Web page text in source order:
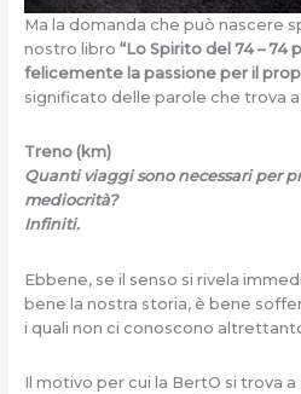
Ma la domanda che può nascere
nostro libro “Lo Spirito del 74 – 74
felicemente la passione per il
significato delle parole che trova a
Treno (km)
Quanti viaggi sono necessari per
mediocrità?
Infiniti.
Ebbene, se il senso si rivela
bene la nostra storia, è bene
i quali non ci conoscono
Il motivo per cui la BertO si trova a